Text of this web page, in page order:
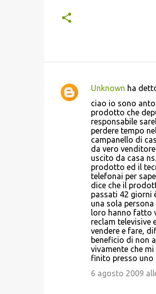
C
Unknown ha
ciao io sono
prodotto che
responsabile
perdere tempo
campanello di
da vero
uscito da casa
prodotto ed il
telefonai per
dice che il
passati 42 giorni
una sola
loro hanno fatto
reclam televisive
vendere e fare,
beneficio di non
vivamente che
finito presso uno
6 agosto 2009